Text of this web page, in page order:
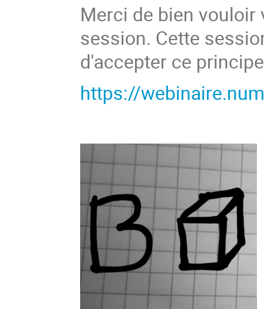
Merci de bien
session. Cette
d'accepter ce
https://